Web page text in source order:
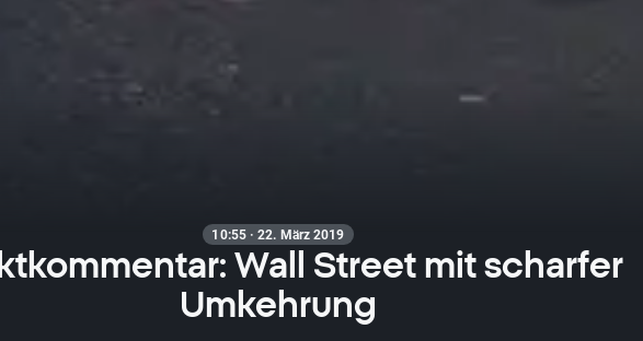
10:55 · 22. März 2019
Wall Street mit scharfer
Umkehrung